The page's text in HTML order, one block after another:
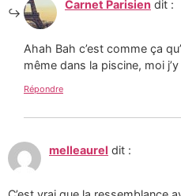
Carnet Parisien dit :
Ahah Bah c’est comme ça
même dans la piscine, moi
Répondre
melleaurel dit :